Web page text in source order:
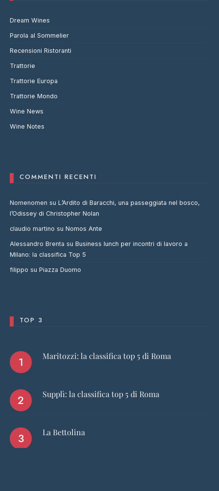
Dream Wines
Parola al Sommelier
Recensioni Ristoranti
Trattorie
Trattorie Europa
Trattorie Mondo
Wine News
Wine Notes
COMMENTI RECENTI
Nomenomen su L’Ardito di Baracchi, una passeggiata nel bosco,
l’Odissey di Christopher Nolan
claudio martino su Nomos Ante
Alessandro Brenta su Business lunch per incontri di lavoro a
Milano: la classifica Top 5
filippo su Piazza Duomo
TOP 3
Maritozzi: la classifica top 5 di Roma
Supplì: la classifica top 5 di Roma
La Bettolina